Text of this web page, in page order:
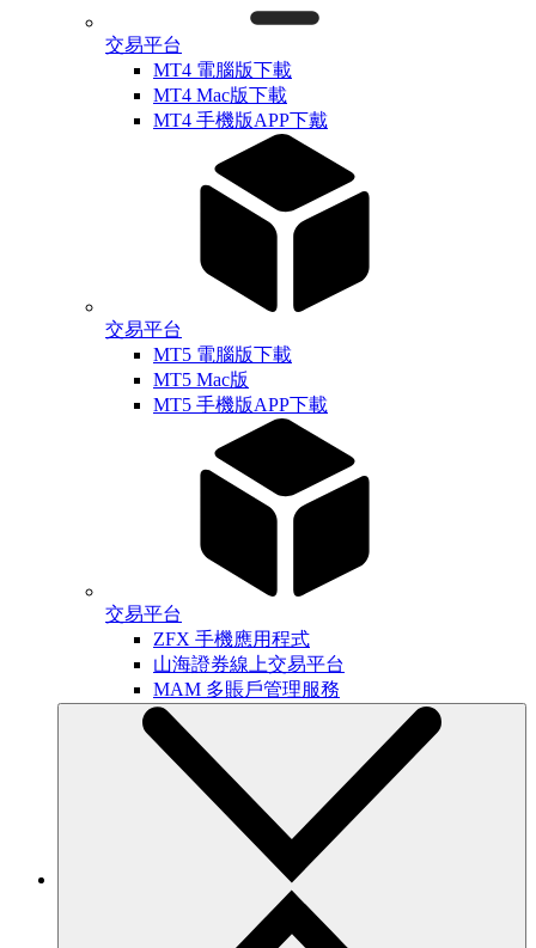
交易平台
MT4 電腦版下載
MT4 Mac版下載
MT4 手機版APP下戴
交易平台
MT5 電腦版下載
MT5 Mac版
MT5 手機版APP下載
交易平台
ZFX 手機應用程式
山海證券線上交易平台
MAM 多賬戶管理服務